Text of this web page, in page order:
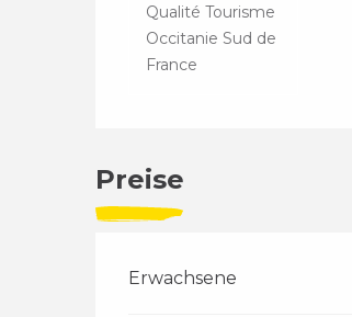
Qualité Tourisme
Occitanie Sud de
France
Preise
Erwachsene